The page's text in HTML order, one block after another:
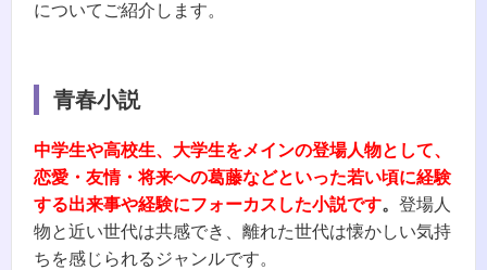
についてご紹介します。
青春小説
中学生や高校生、大学生をメインの登場人物として、
恋愛・友情・将来への葛藤などといった若い頃に経験
する出来事や経験にフォーカスした小説です。 登場人
物と近い世代は共感でき、離れた世代は懐かしい気持
ちを感じられるジャンルです。